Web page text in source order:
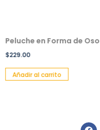
Peluche en Forma de Oso
$229.00
Añadir al carrito